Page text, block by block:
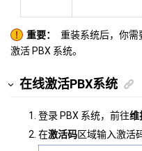
重要：
重装系统后，你
激活 PBX 系统。
在线激活PBX系统
登录 PBX 系统，前往维
在激活码区域输入激活